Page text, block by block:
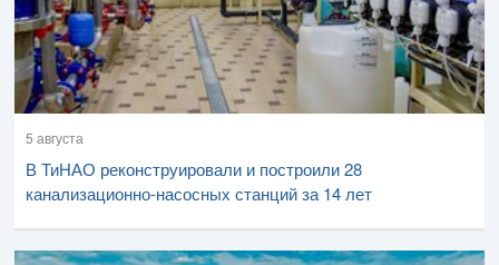
5 августа
В ТиНАО реконструировали и построили 28
канализационно-насосных станций за 14 лет